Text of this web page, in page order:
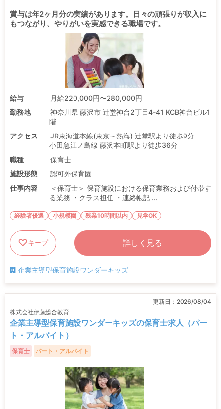
賞与は年2ヶ月分の実績があります。日々の頑張りが収入に
もつながり、やりがいを実感できる職場です。
給与
月給220,000円〜280,000円
勤務地
神奈川県 藤沢市 辻堂神台2丁目4-41 KCB神台ビル1
階
アクセス
JR東海道本線(東京～熱海) 辻堂駅より徒歩9分
小田急江ノ島線 藤沢本町駅より徒歩36分
職種
保育士
施設形態
認可外保育園
仕事内容
＜保育士＞ 保育施設における保育業務および付帯す
る業務 ・クラス担任 ・連絡帳記 ...
経験者優遇 小規模園 残業10時間以内 見学OK
キープ 詳しく見る
企業主導型保育施設ワンダーキッズ
更新日： 2026/08/04
株式会社伊藤総合教育
企業主導型保育施設ワンダーキッズの保育士求人（パー
ト・アルバイト）
保育士 パート・アルバイト